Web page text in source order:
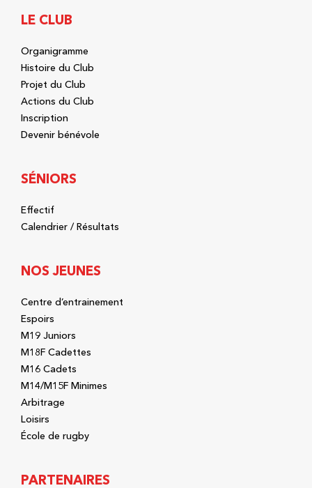
LE CLUB
Organigramme
Histoire du Club
Projet du Club
Actions du Club
Inscription
Devenir bénévole
SÉNIORS
Effectif
Calendrier / Résultats
NOS JEUNES
Centre d’entrainement
Espoirs
M19 Juniors
M18F Cadettes
M16 Cadets
M14/M15F Minimes
Arbitrage
Loisirs
École de rugby
PARTENAIRES